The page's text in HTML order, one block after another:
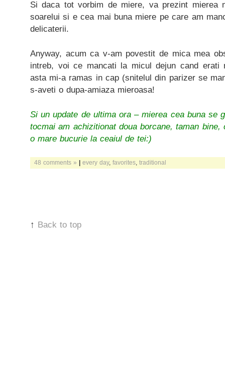
Si daca tot vorbim de miere, va prezint mierea
soarelui si e cea mai buna miere pe care am
delicaterii.
Anyway, acum ca v-am povestit de mica mea
intreb, voi ce mancati la micul dejun cand
asta mi-a ramas in cap (snitelul din parizer se
s-aveti o dupa-amiaza mieroasa!
Si un update de ultima ora – mierea cea buna se
tocmai am achizitionat doua borcane, taman
o mare bucurie la ceaiul de tei:)
48 comments » | every day, favorites traditional
↑ Back to top